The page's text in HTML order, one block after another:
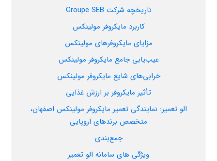
تاریخچه شرکت Groupe SEB
کاربرد مایکروفر مولینکس
مزایای مایکروفرهای مولینکس
عیب‌یابی جامع مایکروفر مولینکس
خرابی‌های شایع مایکروفر مولینکس
تأثیر مایکروفر بر ارزش غذایی
الو تعمیر: نمایندگی تعمیر مایکروفر مولینکس اصفهان،
متخصص برندهای اروپایی
جمع‌بندی
ویژگی های سامانه الو تعمیر